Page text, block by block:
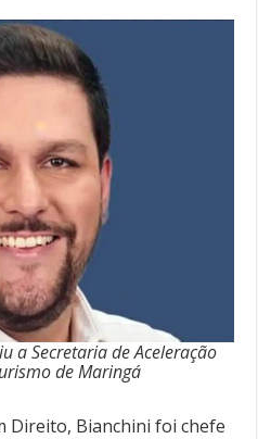
a Secretaria de Aceleração
de Maringá
Direito, Bianchini foi chefe